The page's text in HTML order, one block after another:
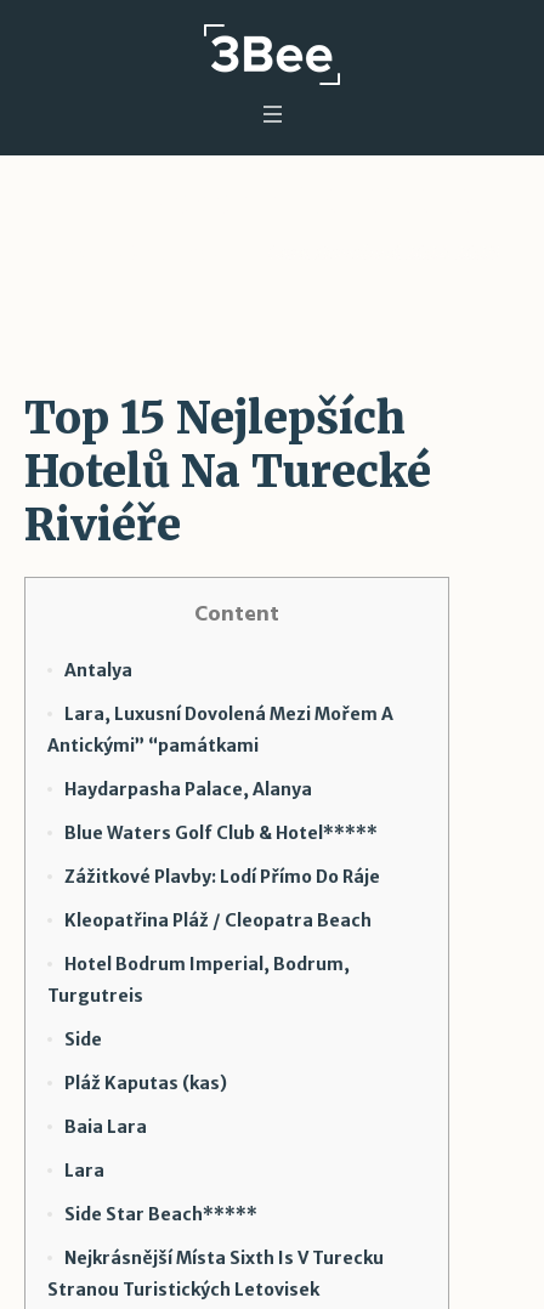
Top 15 Nejlepších
Hotelů Na Turecké
Riviéře
Content
Antalya
Lara, Luxusní Dovolená Mezi Mořem A
Antickými” “památkami
Haydarpasha Palace, Alanya
Blue Waters Golf Club & Hotel*****
Zážitkové Plavby: Lodí Přímo Do Ráje
Kleopatřina Pláž / Cleopatra Beach
Hotel Bodrum Imperial, Bodrum,
Turgutreis
Side
Pláž Kaputas (kas)
Baia Lara
Lara
Side Star Beach*****
Nejkrásnější Místa Sixth Is V Turecku
Stranou Turistických Letovisek